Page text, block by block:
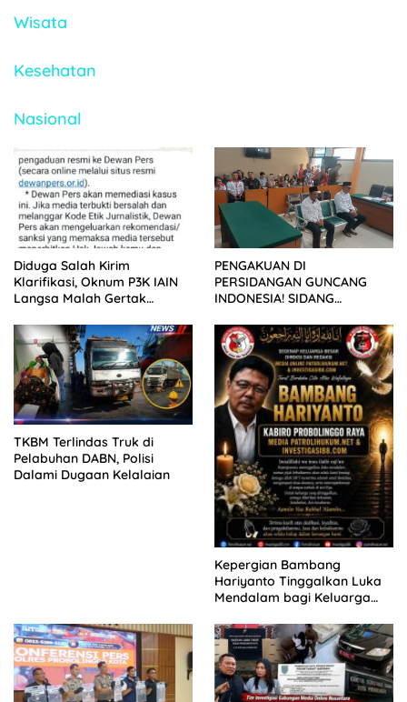
Wisata
Kesehatan
Nasional
Diduga Salah Kirim
Klarifikasi, Oknum P3K IAIN
Langsa Malah Gertak
PENGAKUAN DI
PERSIDANGAN GUNCANG
INDONESIA! SIDANG
KELUARGA KORBAN
MENGAMUK DI PN MALANG
TKBM Terlindas Truk di
Pelabuhan DABN, Polisi
Dalami Dugaan Kelalaian
Kepergian Bambang
Hariyanto Tinggalkan Luka
Mendalam bagi Keluarga